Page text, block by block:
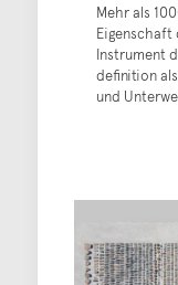
Mehr als
Eigenschaft
Instrument
definition
und